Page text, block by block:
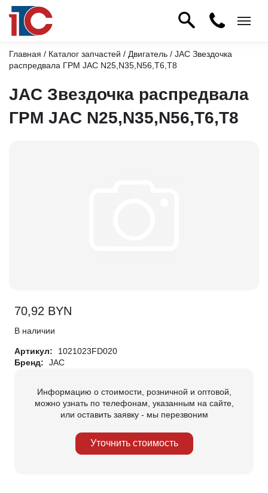
Главная / Каталог запчастей / Двигатель / JAC Звездочка
распредвала ГРМ JAC N25,N35,N56,T6,T8
JAC Звездочка распредвала
ГРМ JAC N25,N35,N56,T6,T8
70,92 BYN
В наличии
Артикул:
1021023FD020
Бренд:
JAC
Информацию о стоимости, розничной и оптовой,
можно узнать по телефонам, указанным на сайте,
или оставить заявку - мы перезвоним
Уточнить стоимость